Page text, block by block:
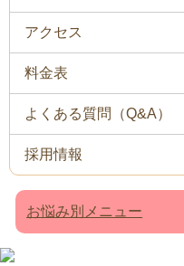
アクセス
料金表
よくある質問（Q&A）
採用情報
お悩み別メニュー